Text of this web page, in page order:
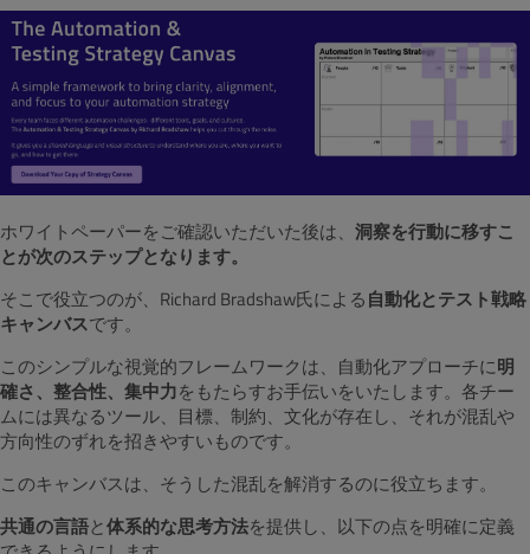
ホワイトペーパーをご確認いただいた後は、 洞察を行動に移すこ
とが次のステップとなります。
そこで役立つのが、Richard Bradshaw氏による自動化とテスト戦略
キャンバスです。
このシンプルな視覚的フレームワークは、自動化アプローチに明
確さ、整合性、集中力をもたらすお手伝いをいたします。各チー
ムには異なるツール、目標、制約、文化が存在し、それが混乱や
方向性のずれを招きやすいものです。
このキャンバスは、そうした混乱を解消するのに役立ちます。
共通の言語と体系的な思考方法を提供し、以下の点を明確に定義